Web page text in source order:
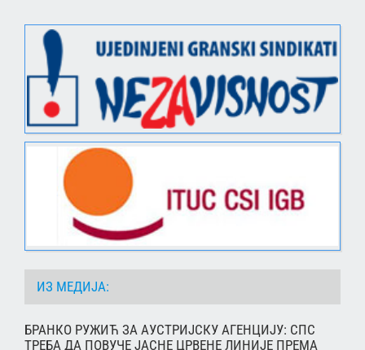
ИЗ МЕДИЈА:
БРАНКО РУЖИЋ ЗА АУСТРИЈСКУ АГЕНЦИЈУ: СПС
ТРЕБА ДА ПОВУЧЕ ЈАСНЕ ЦРВЕНЕ ЛИНИЈЕ ПРЕМА